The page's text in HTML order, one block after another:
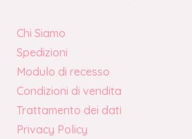
Chi Siamo
Spedizioni
Modulo di recesso
Condizioni di vendita
Trattamento dei dati
Privacy Policy